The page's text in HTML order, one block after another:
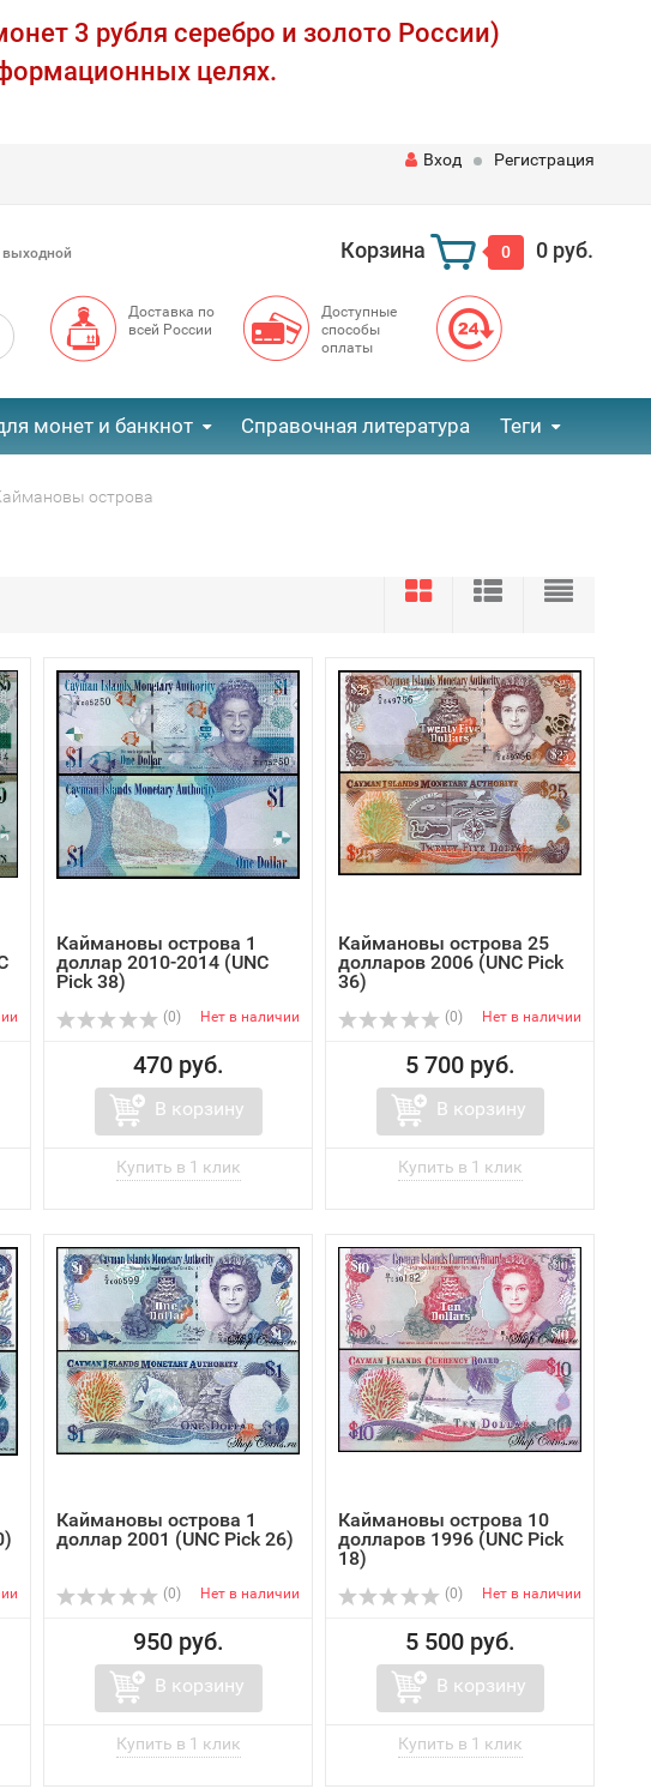
3 рубля серебро и золото России)
целях.
Вход Регистрация
Корзина 0 0 руб.
Доставка по
всей России
Доступные
способы
оплаты
монет и банкнот Справочная литература Теги
острова
Каймановы острова 1
доллар 2010-2014 (UNC
Pick 38)
(0) Нет в наличии
470 руб.
В корзину
Каймановы острова 25
долларов 2006 (UNC Pick
36)
(0) Нет в наличии
5 700 руб.
В корзину
Каймановы острова 1
доллар 2001 (UNC Pick 26)
(0) Нет в наличии
950 руб.
В корзину
Каймановы острова 10
долларов 1996 (UNC Pick
18)
(0) Нет в наличии
5 500 руб.
В корзину